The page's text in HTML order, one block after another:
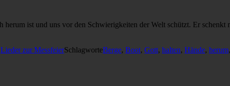
ist und uns vor den Schwierigkeiten der Welt schützt. Er schenkt
Lieder zur MessfeierSchlagworteBerge, Boot, Gott, halten, Hände, herum,